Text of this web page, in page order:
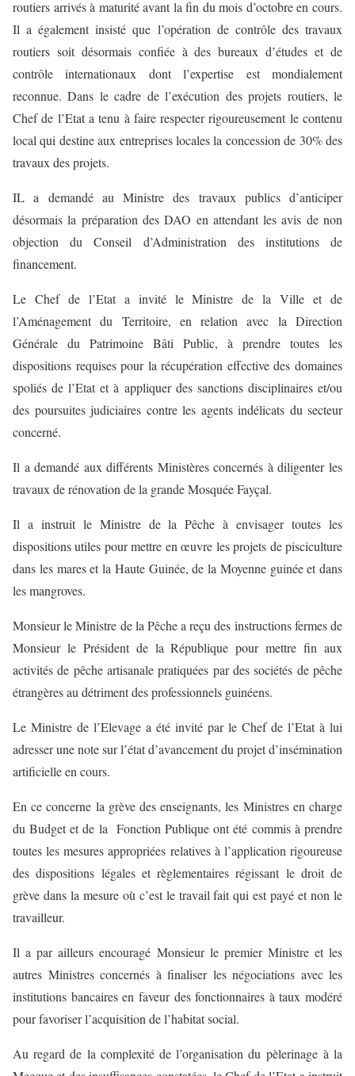
routiers arrivés à maturité avant la fin du mois d’octobre en cours.
Il a également insisté que l’opération de contrôle des travaux
routiers soit désormais confiée à des bureaux d’études et de
contrôle internationaux dont l’expertise est mondialement
reconnue. Dans le cadre de l’exécution des projets routiers, le
Chef de l’Etat a tenu à faire respecter rigoureusement le contenu
local qui destine aux entreprises locales la concession de 30% des
travaux des projets.
IL a demandé au Ministre des travaux publics d’anticiper
désormais la préparation des DAO en attendant les avis de non
objection du Conseil d’Administration des institutions de
financement.
Le Chef de l’Etat a invité le Ministre de la Ville et de
l’Aménagement du Territoire, en relation avec la Direction
Générale du Patrimoine Bâti Public, à prendre toutes les
dispositions requises pour la récupération effective des domaines
spoliés de l’Etat et à appliquer des sanctions disciplinaires et/ou
des poursuites judiciaires contre les agents indélicats du secteur
concerné.
Il a demandé aux différents Ministères concernés à diligenter les
travaux de rénovation de la grande Mosquée Fayçal.
Il a instruit le Ministre de la Pêche à envisager toutes les
dispositions utiles pour mettre en œuvre les projets de pisciculture
dans les mares et la Haute Guinée, de la Moyenne guinée et dans
les mangroves.
Monsieur le Ministre de la Pêche a reçu des instructions fermes de
Monsieur le Président de la République pour mettre fin aux
activités de pêche artisanale pratiquées par des sociétés de pêche
étrangères au détriment des professionnels guinéens.
Le Ministre de l’Elevage a été invité par le Chef de l’Etat à lui
adresser une note sur l’état d’avancement du projet d’insémination
artificielle en cours.
En ce concerne la grève des enseignants, les Ministres en charge
du Budget et de la Fonction Publique ont été commis à prendre
toutes les mesures appropriées relatives à l’application rigoureuse
des dispositions légales et règlementaires régissant le droit de
grève dans la mesure où c’est le travail fait qui est payé et non le
travailleur.
Il a par ailleurs encouragé Monsieur le premier Ministre et les
autres Ministres concernés à finaliser les négociations avec les
institutions bancaires en faveur des fonctionnaires à taux modéré
pour favoriser l’acquisition de l’habitat social.
Au regard de la complexité de l’organisation du pèlerinage à la